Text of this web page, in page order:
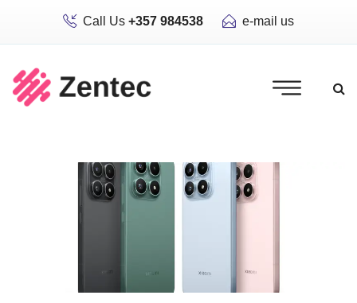
Call Us +357 984538 e-mail us